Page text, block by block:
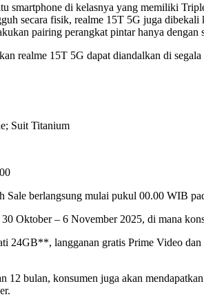
smartphone di kelasnya yang memiliki
secara fisik, realme 15T 5G juga
pairing perangkat pintar hanya dengan
realme 15T 5G dapat diandalkan di
Suit Titanium
Sale berlangsung mulai pukul 00.00 WIB
Oktober – 6 November 2025, di mana
langganan gratis Prime Video
12 bulan, konsumen juga akan